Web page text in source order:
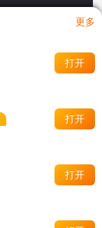
更多
打开
打开
打开